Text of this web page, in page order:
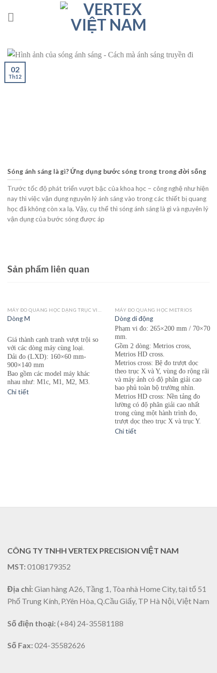
Sóng ánh sáng là gì? Ứng dụng bước sóng trong trong đời sống
Trước tốc độ phát triển vượt bậc của khoa học – công nghệ như hiện
nay thì việc vận dụng nguyên lý ánh sáng vào trong các thiết bị quang
học đã không còn xa lạ. Vậy, cụ thể thì sóng ánh sáng là gì và nguyên lý
vận dụng của bước sóng được áp
02
Th12
Sản phẩm liên quan
MÁY ĐO QUANG HỌC DẠNG TRỤC VICIVISION MTL
Dòng M
Giá thành cạnh tranh vượt trội so
với các dòng máy cùng loại.
Dải đo (LXD): 160×60 mm-
900×140 mm
Bao gồm các model máy khác
nhau như: M1c, M1, M2, M3.
Chi tiết
MÁY ĐO QUANG HỌC METRIOS
Dòng di động
Phạm vi đo: 265×200 mm / 70×70
mm.
Gồm 2 dòng: Metrios cross,
Metrios HD cross.
Metrios cross: Bệ đo trượt dọc
theo trục X và Y, vùng đo rộng rãi
và máy ảnh có độ phân giải cao
bao phủ toàn bộ trường nhìn.
Metrios HD cross: Nền tảng đo
lường có độ phân giải cao nhất
trong cùng một hành trình đo,
trượt dọc theo trục X và trục Y.
Chi tiết
CÔNG TY TNHH VERTEX PRECISION VIỆT NAM
MST: 0108179352
Địa chỉ: Gian hàng A26, Tầng 1, Tòa nhà Home City, tại tổ 51
Phố Trung Kính, P.Yên Hòa, Q.Cầu Giấy, TP Hà Nội, Việt Nam
Số điện thoại: (+84) 24-35581188
Số Fax: 024-35582626